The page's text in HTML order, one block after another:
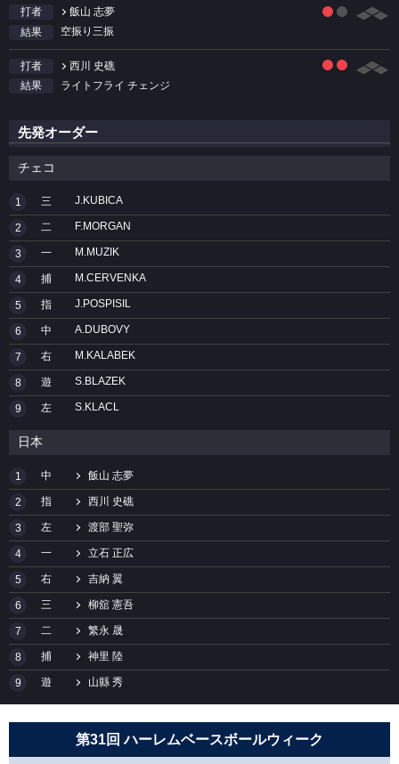
打者
飯山 志夢
結果
空振り三振
打者
西川 史礁
結果
ライトフライ チェンジ
先発オーダー
チェコ
1 三 J.KUBICA
2 二 F.MORGAN
3 一 M.MUZIK
4 捕 M.CERVENKA
5 指 J.POSPISIL
6 中 A.DUBOVY
7 右 M.KALABEK
8 遊 S.BLAZEK
9 左 S.KLACL
日本
1 中 飯山 志夢
2 指 西川 史礁
3 左 渡部 聖弥
4 一 立石 正広
5 右 吉納 翼
6 三 柳舘 憲吾
7 二 繁永 晟
8 捕 神里 陸
9 遊 山縣 秀
第31回 ハーレムベースボールウィーク